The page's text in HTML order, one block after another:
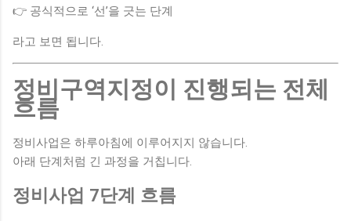
👉 공식적으로 ‘선’을 긋는 단계
라고 보면 됩니다.
정비구역지정이 진행되는 전체
흐름
정비사업은 하루아침에 이루어지지 않습니다.
아래 단계처럼 긴 과정을 거칩니다.
정비사업 7단계 흐름